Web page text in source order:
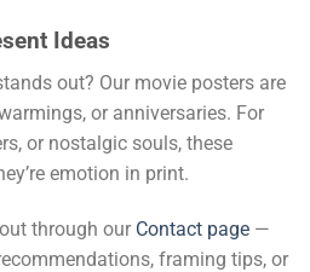
Ideas
out? Our movie posters are
or anniversaries. For
or nostalgic souls, these
emotion in print.
through our Contact page —
framing tips, or